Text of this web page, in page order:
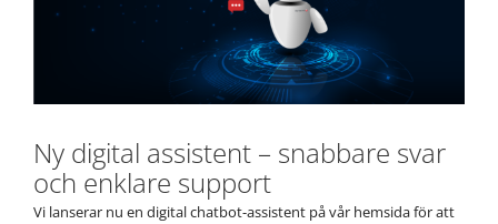
Ny digital assistent – snabbare svar
och enklare support
Vi lanserar nu en digital chatbot-assistent på vår hemsida för att